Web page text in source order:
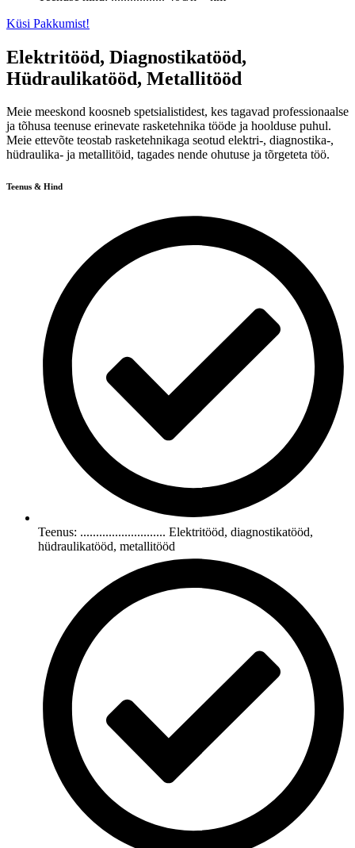
Küsi Pakkumist!
Elektritööd, Diagnostikatööd,
Hüdraulikatööd, Metallitööd
Meie meeskond koosneb spetsialistidest, kes tagavad professionaalse
ja tõhusa teenuse erinevate rasketehnika tööde ja hoolduse puhul.
Meie ettevõte teostab rasketehnikaga seotud elektri-, diagnostika-,
hüdraulika- ja metallitöid, tagades nende ohutuse ja tõrgeteta töö.
Teenus & Hind
Teenus: ........................... Elektritööd, diagnostikatööd,
hüdraulikatööd, metallitööd